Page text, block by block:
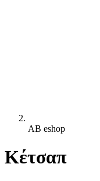
AB eshop
Κέτσαπ